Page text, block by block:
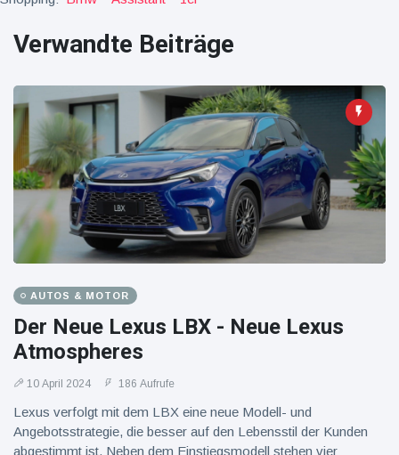
Verwandte Beiträge
AUTOS & MOTOR
Der Neue Lexus LBX - Neue Lexus
Atmospheres
10 April 2024 186 Aufrufe
Lexus verfolgt mit dem LBX eine neue Modell- und
Angebotsstrategie, die besser auf den Lebensstil der Kunden
abgestimmt ist. Neben dem Einstiegsmodell stehen vier